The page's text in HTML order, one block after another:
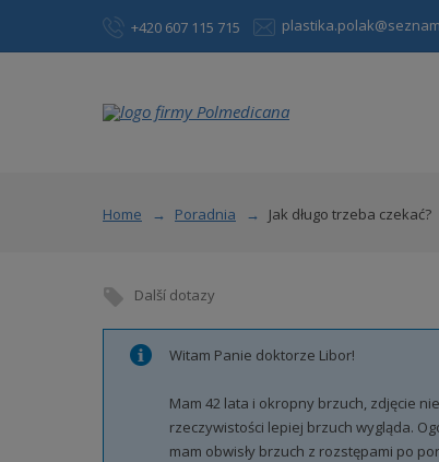
+420 607 115 715
Home Poradnia Jak długo trzeba czekać?
Další dotazy
Witam Panie doktorze Libor!
Mam 42 lata i okropny brzuch, zdjęcie
rzeczywistości lepiej brzuch wygląda.
mam obwisły brzuch z rozstępami po